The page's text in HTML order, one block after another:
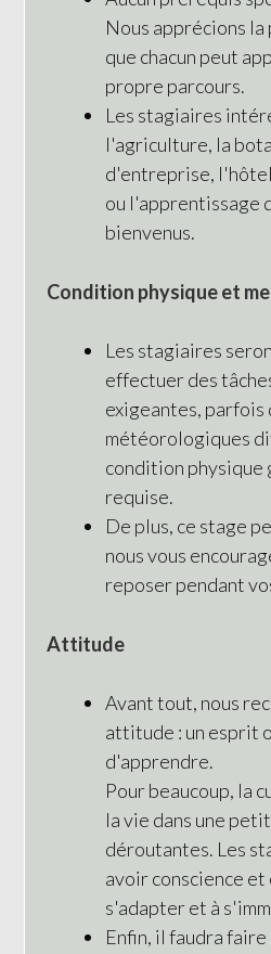
Nous apprécions
que chacun peut
propre parcours.
Les stagiaires
l'agriculture, la
d'entreprise,
ou l'apprentissage
bienvenus.
Condition physique et
Les stagiaires
effectuer des
exigeantes, parfois
météorologiques
condition physique
requise.
De plus, ce stage
nous vous
reposer pendant
Attitude
Avant tout, nous
attitude : un esprit
d'apprendre.
Pour beaucoup, la
la vie dans une
déroutantes. Les
avoir conscience
s'adapter et à
Enfin, il faudra